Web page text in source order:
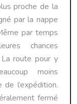
proche de la
par la nappe
par temps
chances
La route pour y
moins
l’expédition.
fermé